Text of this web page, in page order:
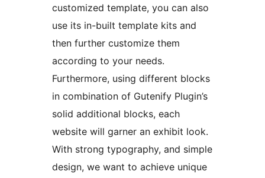
customized template, you can also
use its in-built template kits and
then further customize them
according to your needs.
Furthermore, using different blocks
in combination of Gutenify Plugin’s
solid additional blocks, each
website will garner an exhibit look.
With strong typography, and simple
design, we want to achieve unique